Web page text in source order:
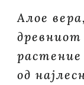
Aлое
од